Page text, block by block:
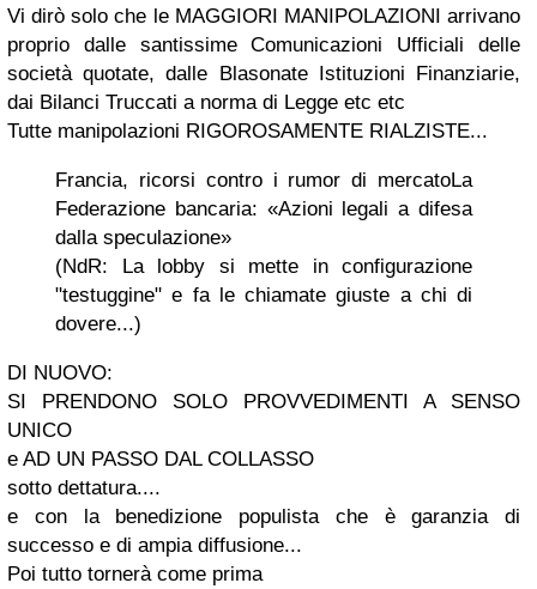
Vi dirò solo che le MAGGIORI MANIPOLAZIONI arrivano
proprio dalle santissime Comunicazioni Ufficiali delle
società quotate, dalle Blasonate Istituzioni Finanziarie,
dai Bilanci Truccati a norma di Legge etc etc
Tutte manipolazioni RIGOROSAMENTE RIALZISTE...
Francia, ricorsi contro i rumor di mercatoLa
Federazione bancaria: «Azioni legali a difesa
dalla speculazione»
(NdR: La lobby si mette in configurazione
"testuggine" e fa le chiamate giuste a chi di
dovere...)
DI NUOVO:
SI PRENDONO SOLO PROVVEDIMENTI A SENSO
UNICO
e AD UN PASSO DAL COLLASSO
sotto dettatura....
e con la benedizione populista che è garanzia di
successo e di ampia diffusione...
Poi tutto tornerà come prima